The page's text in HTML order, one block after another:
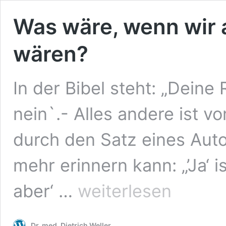
Was wäre, wenn
wären?
In der Bibel steht: „Deine
nein`.- Alles andere ist
durch den Satz eines
mehr erinnern kann: „’Ja‘
aber‘ …
wäre,
weiterlesen